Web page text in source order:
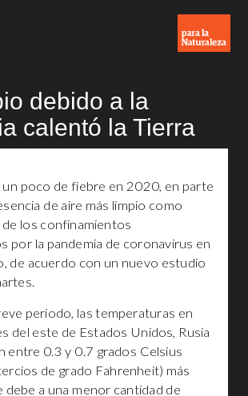
debido a la
calentó la Tierra
un poco de fiebre en 2020, en parte
de aire más limpio como
los confinamientos
por la pandemia de coronavirus en
de acuerdo con un nuevo estudio
periodo, las temperaturas en
del este de Estados Unidos, Rusia
entre 0.3 y 0.7 grados Celsius
de grado Fahrenheit) más
debe a una menor cantidad de